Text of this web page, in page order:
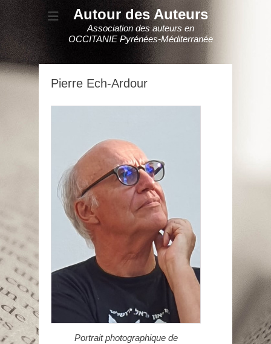
Autour des Auteurs
Association des auteurs en
OCCITANIE Pyrénées-Méditerranée
Pierre Ech-Ardour
Portrait photographique de